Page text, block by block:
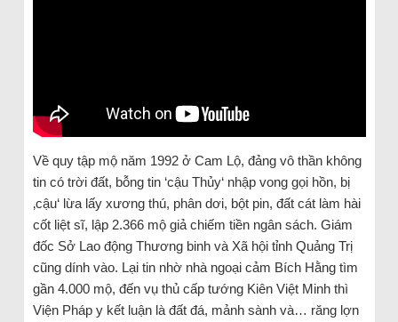
Về quy tập mộ năm 1992 ở Cam Lộ, đảng vô thần không
tin có trời đất, bỗng tin ‘cậu Thủy‘ nhập vong gọi hồn, bị
‚cậu‘ lừa lấy xương thú, phân dơi, bột pin, đất cát làm hài
cốt liệt sĩ, lập 2.366 mộ giả chiếm tiền ngân sách. Giám
đốc Sở Lao động Thương binh và Xã hội tỉnh Quảng Trị
cũng dính vào. Lại tin nhờ nhà ngoại cảm Bích Hằng tìm
gần 4.000 mộ, đến vụ thủ cấp tướng Kiên Việt Minh thì
Viện Pháp y kết luận là đất đá, mảnh sành và… răng lợn